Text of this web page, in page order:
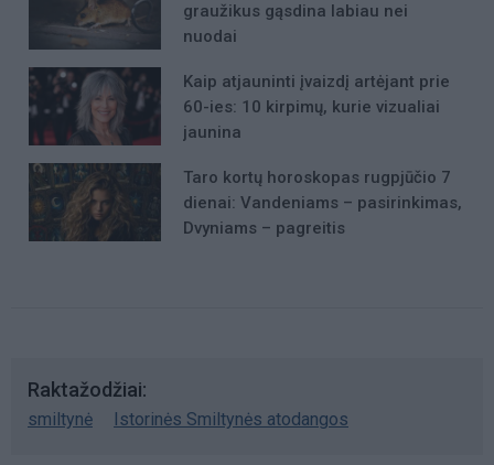
graužikus gąsdina labiau nei
nuodai
Kaip atjauninti įvaizdį artėjant prie
60-ies: 10 kirpimų, kurie vizualiai
jaunina
Taro kortų horoskopas rugpjūčio 7
dienai: Vandeniams – pasirinkimas,
Dvyniams – pagreitis
Raktažodžiai
smiltynė Istorinės Smiltynės atodangos